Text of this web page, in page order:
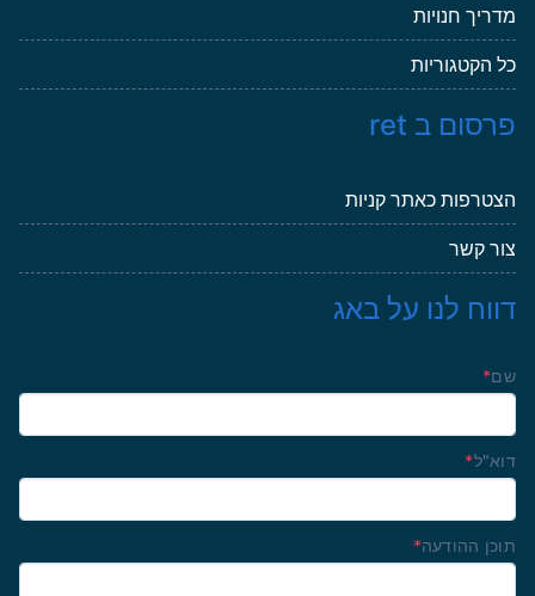
מדריך חנויות
כל הקטגוריות
פרסום ב ret
הצטרפות כאתר קניות
צור קשר
דווח לנו על באג
שם*
דוא"ל*
תוכן ההודעה*